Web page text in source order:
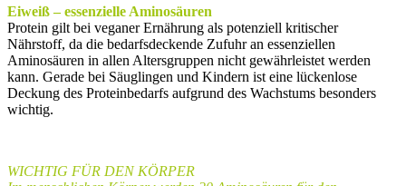
Eiweiß – essenzielle Aminosäuren
Protein gilt bei veganer Ernährung als potenziell kritischer
Nährstoff, da die bedarfsdeckende Zufuhr an essenziellen
Aminosäuren in allen Altersgruppen nicht gewährleistet werden
kann. Gerade bei Säuglingen und Kindern ist eine lückenlose
Deckung des Proteinbedarfs aufgrund des Wachstums besonders
wichtig.
WICHTIG FÜR DEN KÖRPER